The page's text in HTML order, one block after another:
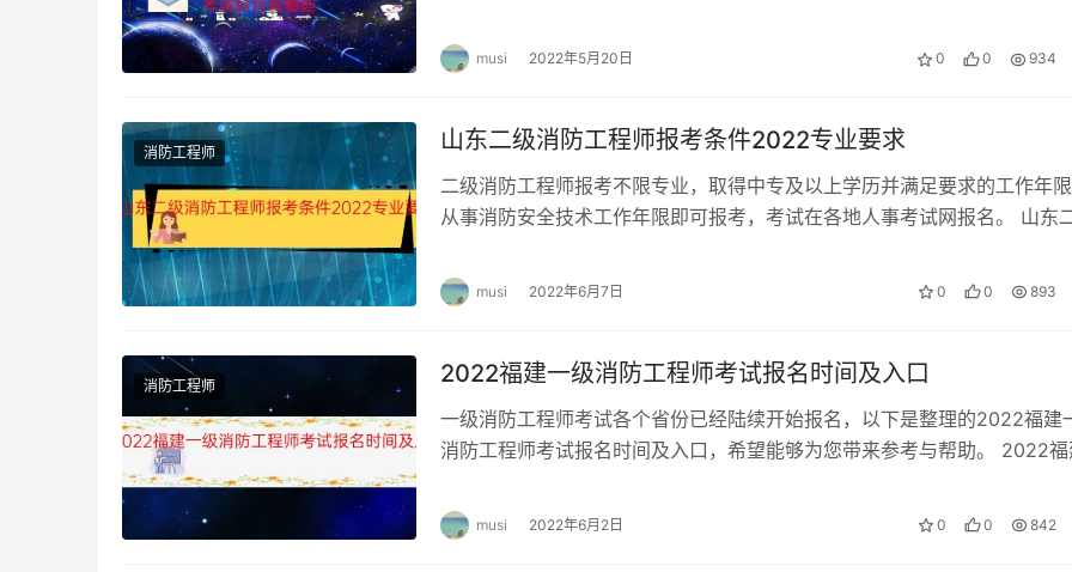
musi 2022年5月20日 0 0 934
消防工程师 山东二级消防工程师报考条件2022专业要求
二级消防工程师报考不限专业，取得中专及以上学历并满足要求的工作年
从事消防安全技术工作年限即可报考，考试在各地人事考试网报名。 山东
musi 2022年6月7日 0 0 893
消防工程师 2022福建一级消防工程师考试报名时间及入口
一级消防工程师考试各个省份已经陆续开始报名，以下是整理的2022福建
消防工程师考试报名时间及入口，希望能够为您带来参考与帮助。 2022福
musi 2022年6月2日 0 0 842